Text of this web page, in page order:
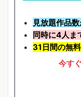
見放題作品
同時に4人ま
31日間の無
今す